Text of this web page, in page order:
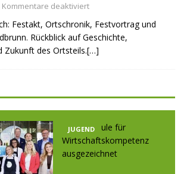
Kommentare deaktiviert
Festakt, Ortschronik, Festvortrag und
Rückblick auf Geschichte,
Zukunft des Ortsteils.[…]
JUGEND